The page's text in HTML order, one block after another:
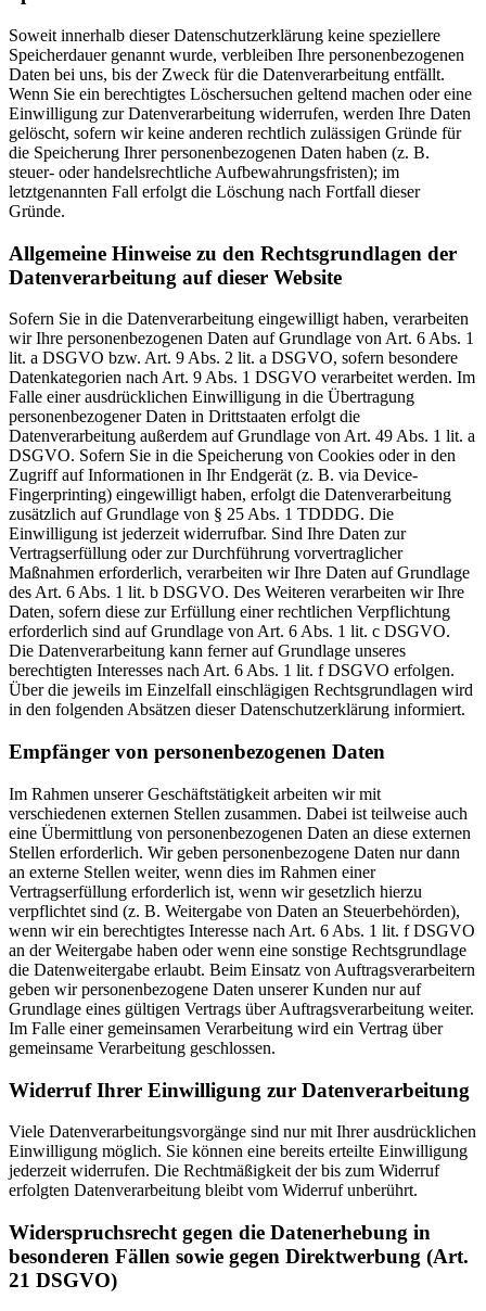
Soweit innerhalb dieser Datenschutzerklärung keine speziellere
Speicherdauer genannt wurde, verbleiben Ihre personenbezogenen
Daten bei uns, bis der Zweck für die Datenverarbeitung entfällt.
Wenn Sie ein berechtigtes Löschersuchen geltend machen oder eine
Einwilligung zur Datenverarbeitung widerrufen, werden Ihre Daten
gelöscht, sofern wir keine anderen rechtlich zulässigen Gründe für
die Speicherung Ihrer personenbezogenen Daten haben (z. B.
steuer- oder handelsrechtliche Aufbewahrungsfristen); im
letztgenannten Fall erfolgt die Löschung nach Fortfall dieser
Gründe.
Allgemeine Hinweise zu den Rechtsgrundlagen der
Datenverarbeitung auf dieser Website
Sofern Sie in die Datenverarbeitung eingewilligt haben, verarbeiten
wir Ihre personenbezogenen Daten auf Grundlage von Art. 6 Abs. 1
lit. a DSGVO bzw. Art. 9 Abs. 2 lit. a DSGVO, sofern besondere
Datenkategorien nach Art. 9 Abs. 1 DSGVO verarbeitet werden. Im
Falle einer ausdrücklichen Einwilligung in die Übertragung
personenbezogener Daten in Drittstaaten erfolgt die
Datenverarbeitung außerdem auf Grundlage von Art. 49 Abs. 1 lit. a
DSGVO. Sofern Sie in die Speicherung von Cookies oder in den
Zugriff auf Informationen in Ihr Endgerät (z. B. via Device-
Fingerprinting) eingewilligt haben, erfolgt die Datenverarbeitung
zusätzlich auf Grundlage von § 25 Abs. 1 TDDDG. Die
Einwilligung ist jederzeit widerrufbar. Sind Ihre Daten zur
Vertragserfüllung oder zur Durchführung vorvertraglicher
Maßnahmen erforderlich, verarbeiten wir Ihre Daten auf Grundlage
des Art. 6 Abs. 1 lit. b DSGVO. Des Weiteren verarbeiten wir Ihre
Daten, sofern diese zur Erfüllung einer rechtlichen Verpflichtung
erforderlich sind auf Grundlage von Art. 6 Abs. 1 lit. c DSGVO.
Die Datenverarbeitung kann ferner auf Grundlage unseres
berechtigten Interesses nach Art. 6 Abs. 1 lit. f DSGVO erfolgen.
Über die jeweils im Einzelfall einschlägigen Rechtsgrundlagen wird
in den folgenden Absätzen dieser Datenschutzerklärung informiert.
Empfänger von personenbezogenen Daten
Im Rahmen unserer Geschäftstätigkeit arbeiten wir mit
verschiedenen externen Stellen zusammen. Dabei ist teilweise auch
eine Übermittlung von personenbezogenen Daten an diese externen
Stellen erforderlich. Wir geben personenbezogene Daten nur dann
an externe Stellen weiter, wenn dies im Rahmen einer
Vertragserfüllung erforderlich ist, wenn wir gesetzlich hierzu
verpflichtet sind (z. B. Weitergabe von Daten an Steuerbehörden),
wenn wir ein berechtigtes Interesse nach Art. 6 Abs. 1 lit. f DSGVO
an der Weitergabe haben oder wenn eine sonstige Rechtsgrundlage
die Datenweitergabe erlaubt. Beim Einsatz von Auftragsverarbeitern
geben wir personenbezogene Daten unserer Kunden nur auf
Grundlage eines gültigen Vertrags über Auftragsverarbeitung weiter.
Im Falle einer gemeinsamen Verarbeitung wird ein Vertrag über
gemeinsame Verarbeitung geschlossen.
Widerruf Ihrer Einwilligung zur Datenverarbeitung
Viele Datenverarbeitungsvorgänge sind nur mit Ihrer ausdrücklichen
Einwilligung möglich. Sie können eine bereits erteilte Einwilligung
jederzeit widerrufen. Die Rechtmäßigkeit der bis zum Widerruf
erfolgten Datenverarbeitung bleibt vom Widerruf unberührt.
Widerspruchsrecht gegen die Datenerhebung in
besonderen Fällen sowie gegen Direktwerbung (Art.
21 DSGVO)